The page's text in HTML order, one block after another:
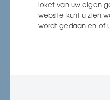
loket van uw eigen
website kunt u zien
wordt gedaan en of